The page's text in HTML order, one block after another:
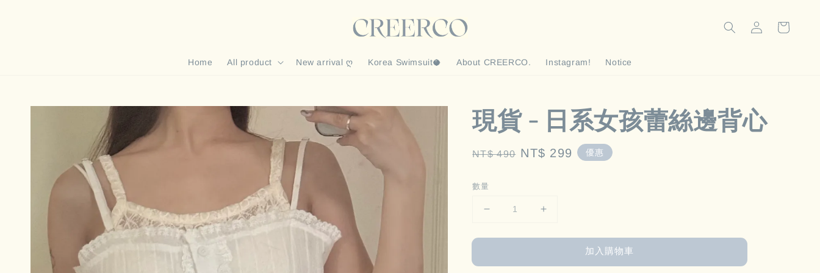
Home All product New arrival ღ Korea Swimsuit🥥 About CREERCO. Instagram! Notice
現貨 - 日系女孩蕾絲邊背心
Regular
NT$ 490 Sale
NT$ 299 優惠
數量
加入購物車